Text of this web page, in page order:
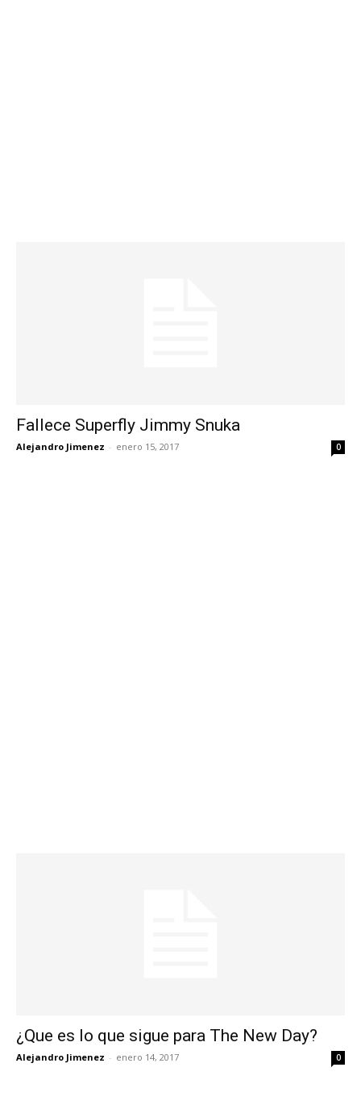
Fallece Superfly Jimmy Snuka
Alejandro Jimenez - enero 15, 2017 0
¿Que es lo que sigue para The New Day?
Alejandro Jimenez - enero 14, 2017 0